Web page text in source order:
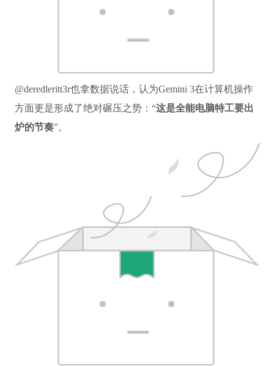
@deredleritt3r也拿数据说话，认为Gemini 3在计算机操作
方面更是形成了绝对碾压之势：“这是全能电脑特工要出
炉的节奏”。